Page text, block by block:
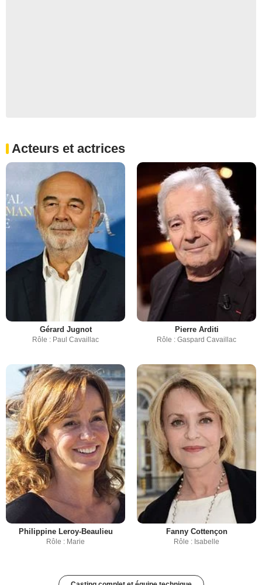
Acteurs et actrices
Gérard Jugnot
Rôle : Paul Cavaillac
Pierre Arditi
Rôle : Gaspard Cavaillac
Philippine Leroy-Beaulieu
Rôle : Marie
Fanny Cottençon
Rôle : Isabelle